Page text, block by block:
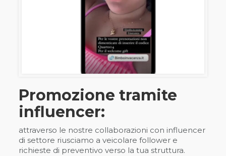
Promozione tramite
influencer:
attraverso le nostre collaborazioni con influencer
di settore riusciamo a veicolare follower e
richieste di preventivo verso la tua struttura.